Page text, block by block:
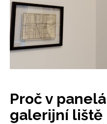
Proč v
galerijní liště